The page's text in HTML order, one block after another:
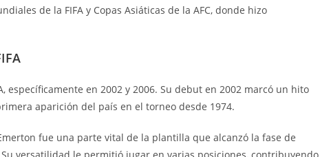
de la FIFA y Copas Asiáticas de la AFC, donde hizo
específicamente en 2002 y 2006. Su debut en 2002 marcó un hito
aparición del país en el torneo desde 1974.
fue una parte vital de la plantilla que alcanzó la fase de
versatilidad le permitió jugar en varias posiciones, contribuyendo